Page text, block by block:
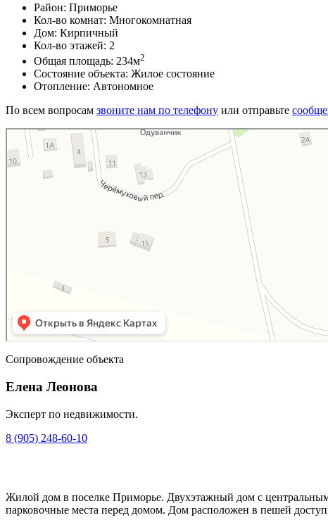
Район: Приморье
Кол-во комнат: Многокомнатная
Дом: Кирпичный
Кол-во этажей: 2
Общая площадь: 234м2
Состояние объекта: Жилое состояние
Отопление: Автономное
По всем вопросам звоните нам по телефону или отправьте
Яндекс Карты
Вишнёвый переулок — Яндекс Карты
Сопровождение объекта
Елена Леонова
Эксперт по недвижимости.
8 (905) 248-60-10
Жилой дом в поселке Приморье. Двухэтажный дом с
парковочные места перед домом. Дом расположен в пешей